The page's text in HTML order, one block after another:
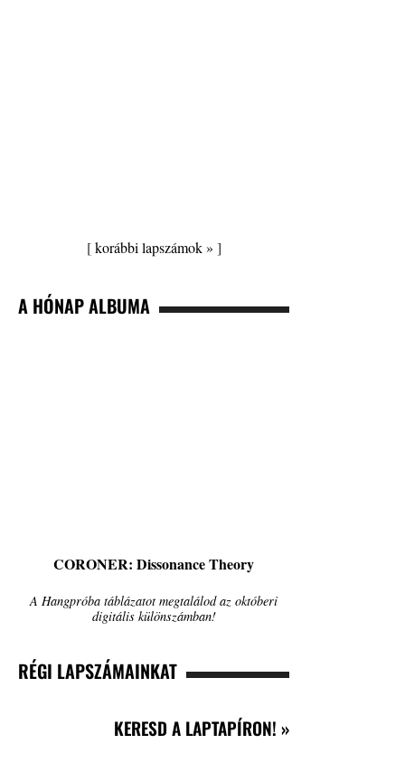
[korábbi lapszámok » ]
A HÓNAP ALBUMA
CORONER: Dissonance Theory
A Hangpróba táblázatot megtalálod az októberi
digitális különszámban!
RÉGI LAPSZÁMAINKAT
KERESD A LAPTAPÍRON! »